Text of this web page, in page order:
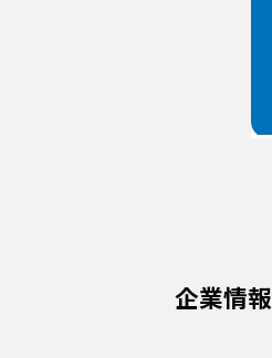
企業情報